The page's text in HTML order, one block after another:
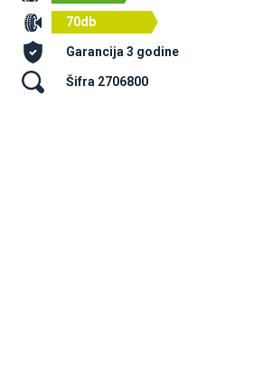
70db
Garancija 3 godine
Šifra 2706800